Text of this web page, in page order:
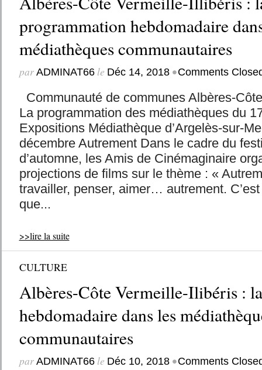
programmation hebdomadaire
médiathèques communautaires
par ADMINAT66le Déc 14, 2018 •Comments
Communauté de communes Albères-
La programmation des médiathèques du
Expositions Médiathèque d’Argelès-sur-
décembre Autrement Dans le cadre du
d’automne, les Amis de Cinémaginaire
projections de films sur le thème : «
travailler, penser, aimer… autrement.
que...
>>lire la suite
CULTURE
Albères-Côte Vermeille-Ilibéris :
hebdomadaire dans les
communautaires
par ADMINAT66le Déc 10, 2018 •Comments